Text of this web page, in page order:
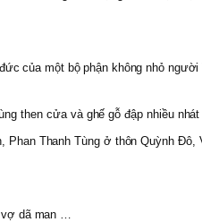
của một bộ phận không nhỏ người
then cửa và ghế gỗ đập nhiều
Thanh Tùng ở thôn Quỳnh
dã man …